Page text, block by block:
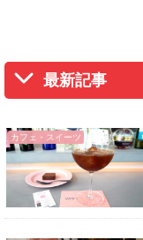
最新記事
カフェ・スイーツ